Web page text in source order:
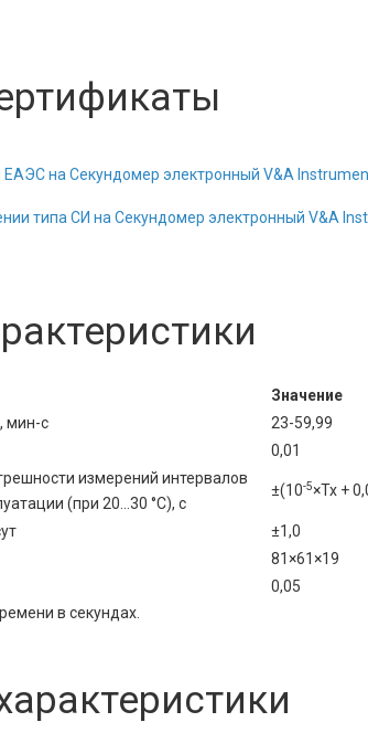
на Секундомер электронный V&A
типа СИ на Секундомер электронный V&A
Значение
мин-с
23-59,99
0,01
измерений интервалов
(при 20…30 °С), с
±(10-5×Тх +
±1,0
81×61×19
0,05
в секундах.